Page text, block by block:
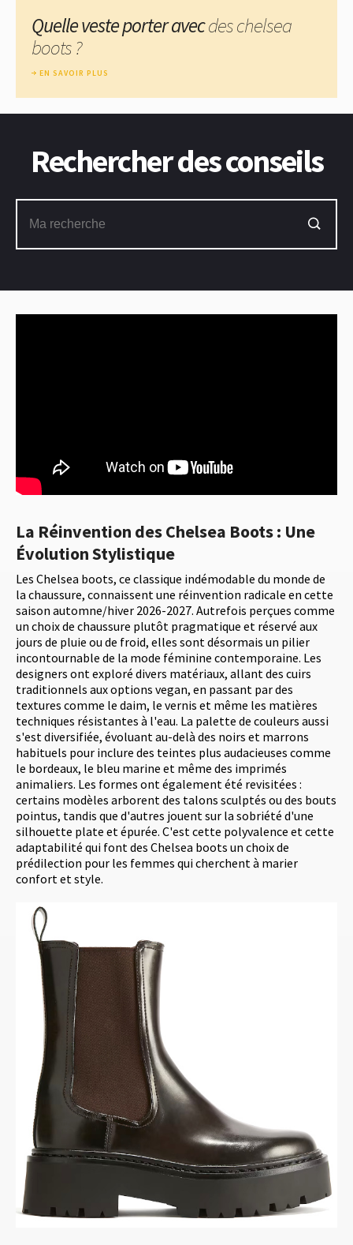
La Réinvention des Chelsea Boots : Une
Évolution Stylistique
Les Chelsea boots, ce classique indémodable du monde de
la chaussure, connaissent une réinvention radicale en cette
saison automne/hiver 2026-2027. Autrefois perçues comme
un choix de chaussure plutôt pragmatique et réservé aux
jours de pluie ou de froid, elles sont désormais un pilier
incontournable de la mode féminine contemporaine. Les
designers ont exploré divers matériaux, allant des cuirs
traditionnels aux options vegan, en passant par des
textures comme le daim, le vernis et même les matières
techniques résistantes à l'eau. La palette de couleurs aussi
s'est diversifiée, évoluant au-delà des noirs et marrons
habituels pour inclure des teintes plus audacieuses comme
le bordeaux, le bleu marine et même des imprimés
animaliers. Les formes ont également été revisitées :
certains modèles arborent des talons sculptés ou des bouts
pointus, tandis que d'autres jouent sur la sobriété d'une
silhouette plate et épurée. C'est cette polyvalence et cette
adaptabilité qui font des Chelsea boots un choix de
prédilection pour les femmes qui cherchent à marier
confort et style.
Quelle veste porter avecdes chelsea
boots ?
EN SAVOIR PLUS
Rechercher des conseils